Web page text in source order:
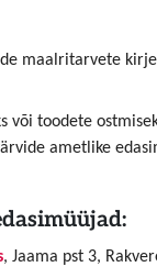
maalritarvete
või toodete
ametlike
, Jaama pst 3,